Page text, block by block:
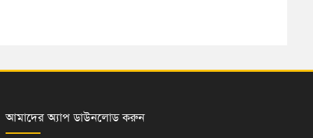
আমাদের অ্যাপ ডাউনলোড করুন